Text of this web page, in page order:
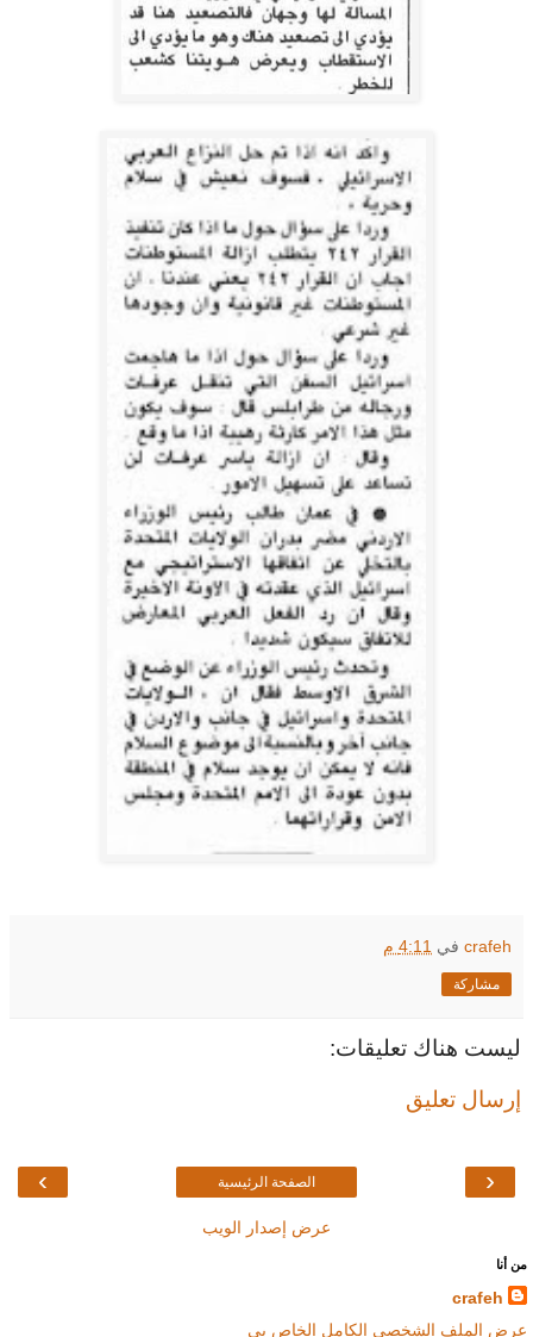
crafeh في 4:11 م
مشاركة
ليست هناك تعليقات:
إرسال تعليق
‹
› الصفحة الرئيسية
عرض إصدار الويب
من أنا
crafeh
عرض الملف الشخصي الكامل الخاص بي